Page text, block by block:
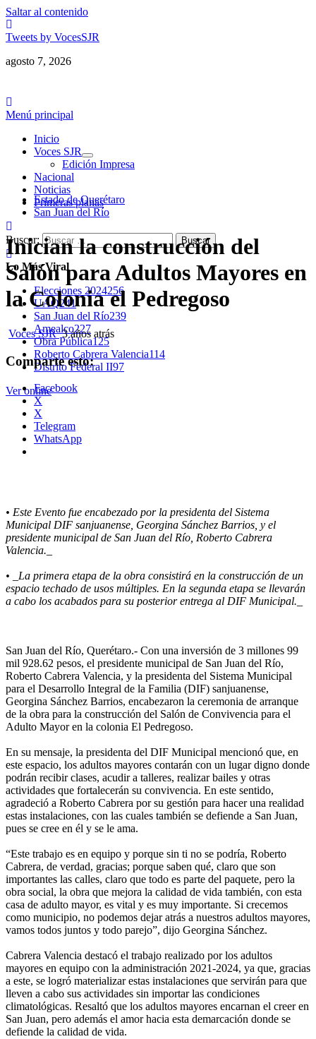
Saltar al contenido
Tweets by VocesSJR
agosto 7, 2026
Menú principal
Inicio
Voces SJR
Edición Impresa
Nacional
Noticias
Primeras planas
Buscar:
Lo Más Viral
Elecciones 2024256
UAQ241
San Juan del Río239
Amealco227
Obra Pública125
Roberto Cabrera Valencia114
Distrito Federal II97
Ver online
Estado de Querétaro
San Juan del Río
Inician la construcción del
Salón para Adultos Mayores en
la Colonia el Pedregoso
Voces SJR3 años atrás
Comparte esto:
Facebook
X
X
Telegram
WhatsApp
• Este Evento fue encabezado por la presidenta del Sistema
Municipal DIF sanjuanense, Georgina Sánchez Barrios, y el
presidente municipal de San Juan del Río, Roberto Cabrera
Valencia._
• _La primera etapa de la obra consistirá en la construcción de un
espacio techado de usos múltiples. En la segunda etapa se llevarán
a cabo los acabados para su posterior entrega al DIF Municipal._
San Juan del Río, Querétaro.- Con una inversión de 3 millones 99
mil 928.62 pesos, el presidente municipal de San Juan del Río,
Roberto Cabrera Valencia, y la presidenta del Sistema Municipal
para el Desarrollo Integral de la Familia (DIF) sanjuanense,
Georgina Sánchez Barrios, encabezaron la ceremonia de arranque
de la obra para la construcción del Salón de Convivencia para el
Adulto Mayor en la colonia El Pedregoso.
En su mensaje, la presidenta del DIF Municipal mencionó que, en
este espacio, los adultos mayores contarán con un lugar digno donde
podrán recibir clases, acudir a talleres, realizar bailes y otras
actividades que fortalecerán su convivencia. En este sentido,
agradeció a Roberto Cabrera por su gestión para hacer una realidad
estas instalaciones, con las cuales también se defiende a San Juan,
pues se cree en él y se le ama.
“Este trabajo es en equipo y porque sin ti no se podría, Roberto
Cabrera, de verdad, gracias; porque saben qué, claro que son
importantes las calles, claro que todo es parte del paquete, pero la
obra social, la obra que mejora la calidad de vida también, con esta
casa de adulto mayor, es vital y es muy importante. Si crecemos
como municipio, no podemos dejar atrás a nuestros adultos mayores,
vamos todos juntos y todo parejo”, dijo Georgina Sánchez.
Cabrera Valencia destacó el trabajo realizado por los adultos
mayores en equipo con la administración 2021-2024, ya que, gracias
a este, se logró materializar estas instalaciones que servirán para que
lleven a cabo sus actividades sin importar las condiciones
climatológicas. Resaltó que los adultos mayores encarnan el creer en
San Juan, pero además el amor hacia esta demarcación donde se
defiende la calidad de vida.